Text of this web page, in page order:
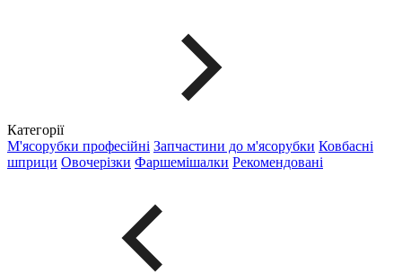
Категорії
М'ясорубки професійні Запчастини до м'ясорубки Ковбасні
шприци Овочерізки Фаршемішалки Рекомендовані